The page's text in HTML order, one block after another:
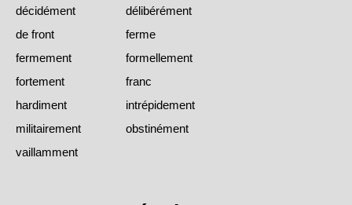
décidément
délibérément
de front
ferme
fermement
formellement
fortement
franc
hardiment
intrépidement
militairement
obstinément
vaillamment